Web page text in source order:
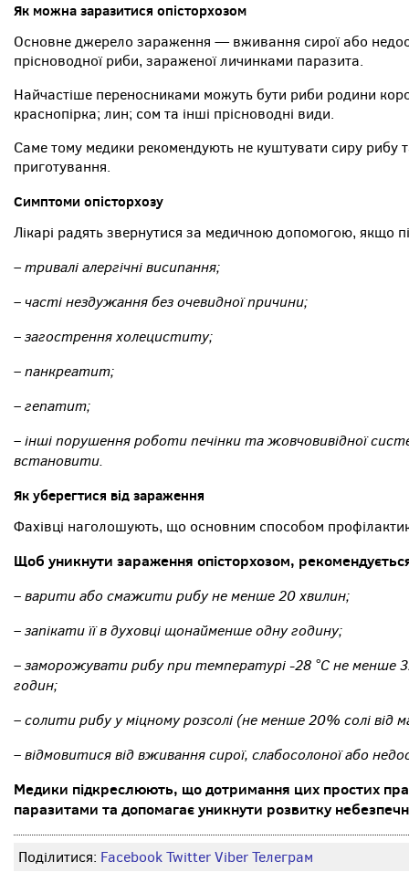
Як можна заразитися опісторхозом
Основне джерело зараження — вживання сирої або
прісноводної риби, зараженої личинками паразита.
Найчастіше переносниками можуть бути риби родини
краснопірка; лин; сом та інші прісноводні види.
Саме тому медики рекомендують не куштувати сиру рибу
приготування.
Симптоми опісторхозу
Лікарі радять звернутися за медичною допомогою, якщо
–тривалі алергічні висипання;
– часті нездужання без очевидної причини;
– загострення холециститу;
– панкреатит;
– гепатит;
– інші порушення роботи печінки та жовчовивідної
встановити.
Як уберегтися від зараження
Фахівці наголошують, що основним способом
Щоб уникнути зараження опісторхозом,
– варити або смажити рибу не менше 20 хвилин;
– запікати її в духовці щонайменше одну годину;
– заморожувати рибу при температурі -28 °C не менше
годин;
– солити рибу у міцному розсолі (не менше 20% солі від
– відмовитися від вживання сирої, слабосолоної або
Медики підкреслюють, що дотримання цих простих
паразитами та допомагає уникнути розвитку
Поділитися: FacebookTwitterViberТелеграм